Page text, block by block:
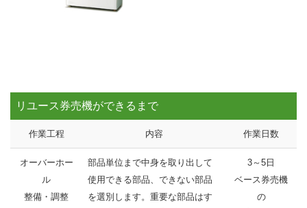
リユース券売機ができるまで
作業工程 内容 作業日数
オーバーホー
ル
整備・調整
部品単位まで中身を取り出して
使用できる部品、できない部品
を選別します。重要な部品はす
3～5日
ベース券売機
の